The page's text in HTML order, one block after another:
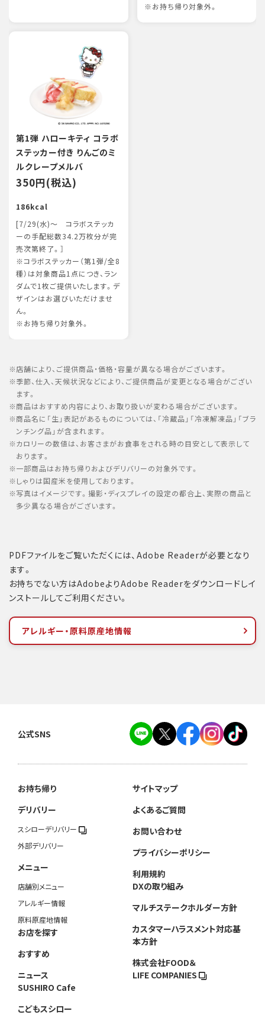
※お持ち帰り対象外。
第1弾 ハローキティ コラボ
ステッカー付き りんごのミ
ルクレープメルバ
350円(税込)
186kcal
[7/29(水)～ コラボステッカ
ーの手配総数34.2万枚分が完
売次第終了。］
※コラボステッカー（第1弾/全8
種）は対象商品1点につき、ラン
ダムで1枚ご提供いたします。デ
ザインはお選びいただけませ
ん。
※お持ち帰り対象外。
店舗により、ご提供商品・価格・容量が異なる場合がございます。
季節、仕入、天候状況などにより、ご提供商品が変更となる場合がござい
ます。
商品はおすすめ内容により、お取り扱いが変わる場合がございます。
商品名に「生」表記があるものについては、「冷蔵品」「冷凍解凍品」「ブラ
ンチング品」が含まれます。
カロリーの数値は、お客さまがお食事をされる時の目安として表示して
おります。
一部商品はお持ち帰りおよびデリバリーの対象外です。
しゃりは国産米を使用しております。
写真はイメージです。撮影・ディスプレイの設定の都合上、実際の商品と
多少異なる場合がございます。
PDFファイルをご覧いただくには、Adobe Readerが必要となり
ます。
お持ちでない方はAdobeよりAdobe Readerをダウンロードしイ
ンストールしてご利用ください。
アレルギー・原料原産地情報
公式SNS
お持ち帰り
デリバリー
スシローデリバリー
外部デリバリー
メニュー
店舗別メニュー
アレルギー情報
原料原産地情報
お店を探す
おすすめ
ニュース
SUSHIRO Cafe
こどもスシロー
サイトマップ
よくあるご質問
お問い合わせ
プライバシーポリシー
利用規約
DXの取り組み
マルチステークホルダー方針
カスタマーハラスメント対応基
本方針
株式会社FOOD＆
LIFE COMPANIES